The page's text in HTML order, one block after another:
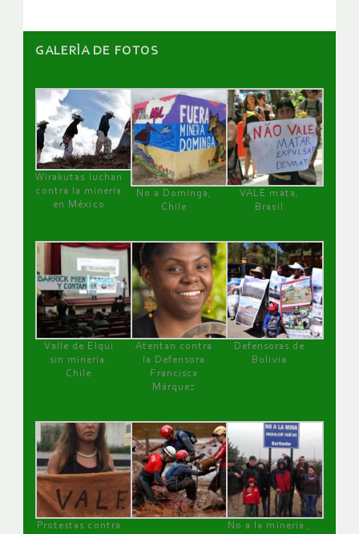
GALERÌA DE FOTOS
Wirakutas luchan
contra la minería
en México
No a Dominga,
Chile
VALE mata,
Brasil
Valle de Elqui
sin minería.
Chile
Atentan contra
la Defensora
Francisca
Márquez
Defensoras de
Bolivia
Protestas contra
No a la minería ,